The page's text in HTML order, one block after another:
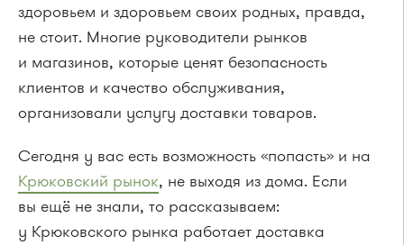
здоровьем и здоровьем своих родных, правда,
не стоит. Многие руководители рынков
и магазинов, которые ценят безопасность
клиентов и качество обслуживания,
организовали услугу доставки товаров.
Сегодня у вас есть возможность «попасть» и на
Крюковский рынок, не выходя из дома. Если
вы ещё не знали, то рассказываем:
у Крюковского рынка работает доставка